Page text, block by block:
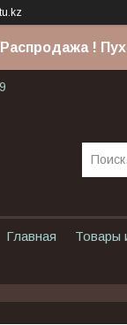
!
Главная Товары